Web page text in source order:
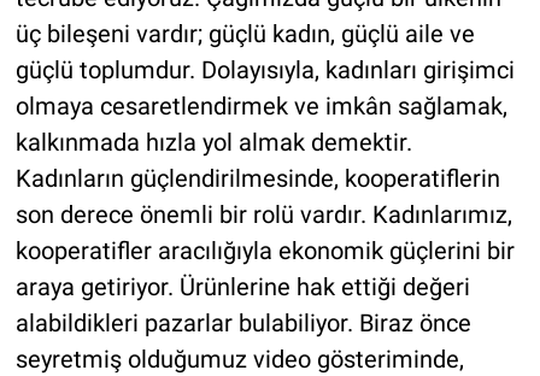
üç bileşeni vardır; güçlü kadın, güçlü aile ve
güçlü toplumdur. Dolayısıyla, kadınları girişimci
olmaya cesaretlendirmek ve imkân sağlamak,
kalkınmada hızla yol almak demektir.
Kadınların güçlendirilmesinde, kooperatiflerin
son derece önemli bir rolü vardır. Kadınlarımız,
kooperatifler aracılığıyla ekonomik güçlerini bir
araya getiriyor. Ürünlerine hak ettiği değeri
alabildikleri pazarlar bulabiliyor. Biraz önce
seyretmiş olduğumuz video gösteriminde,